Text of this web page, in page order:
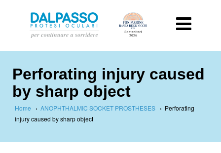
Perforating injury caused
by sharp object
Home › ANOPHTHALMIC SOCKET PROSTHESES › Perforating
injury caused by sharp object